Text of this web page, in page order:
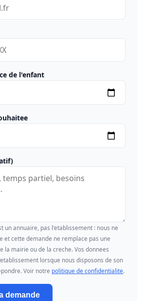
de l'enfant
un annuaire, pas l'etablissement : nous ne
et cette demande ne remplace pas une
la mairie ou de la creche. Vos donnees
lorsque nous disposons de son
Voir notre politique de confidentialite.
demande